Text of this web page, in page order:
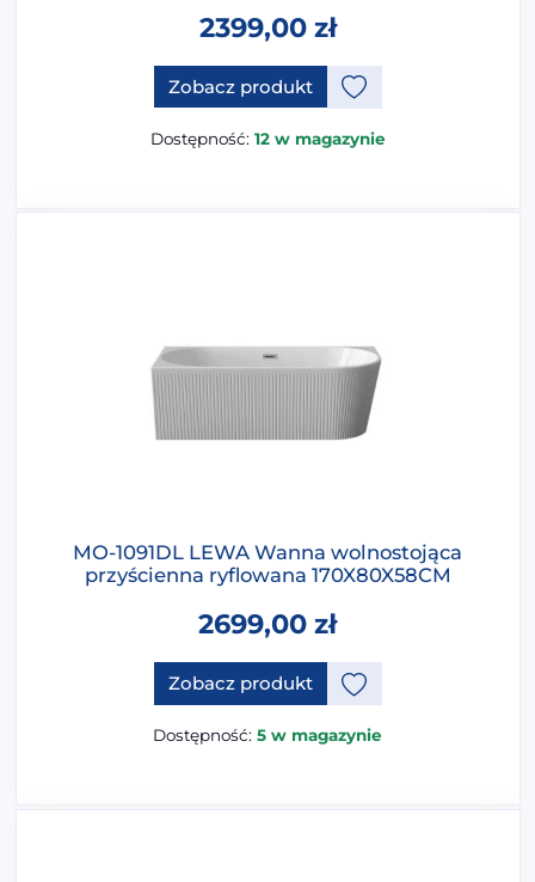
2399,00 zł
Zobacz produktTen produkt ma opcje, które
Dostępność: 12 w magazynie
MO-1091DL LEWA Wanna wolnostojąca
przyścienna ryflowana 170X80X58CM
2699,00 zł
Zobacz produktTen produkt ma opcje, które
Dostępność: 5 w magazynie